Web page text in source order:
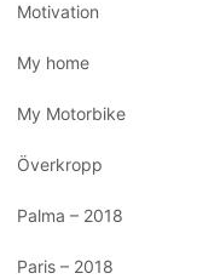
Motivation
My home
My Motorbike
Överkropp
Palma – 2018
Paris – 2018